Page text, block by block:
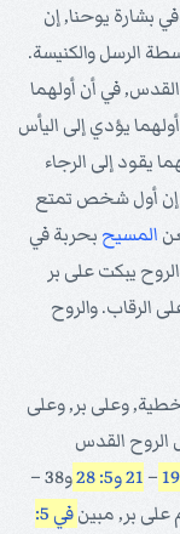
بشارة يوحنا, إن
الرسل والكنيسة.
في أن أولهما
يؤدي إلى اليأس
يقود إلى الرجاء
إن أول شخص تمتع
المسيح بحربة في
يبكت على بر
الرقاب. والروح
خطية, وعلى بر, وعلى
الروح القدس
– 21 و5: 28
و38 –
على بر, مبين
في 5: